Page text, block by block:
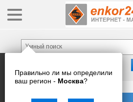
Правильно ли мы определили
ваш регион - Москва?